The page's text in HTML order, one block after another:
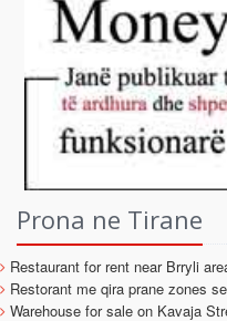
Prona ne Tirane
Restaurant for rent near Brryli
Restorant me qira prane zones
Warehouse for sale on Kavaja